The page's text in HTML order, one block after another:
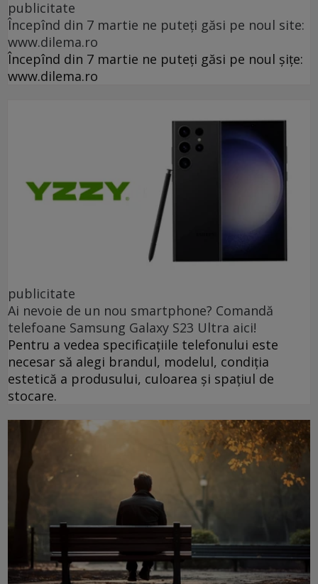
publicitate
Începînd din 7 martie ne puteți găsi pe noul site:
www.dilema.ro
Începînd din 7 martie ne puteți găsi pe noul șițe:
www.dilema.ro
publicitate
Ai nevoie de un nou smartphone? Comandă
telefoane Samsung Galaxy S23 Ultra aici!
Pentru a vedea specificațiile telefonului este
necesar să alegi brandul, modelul, condiția
estetică a produsului, culoarea și spațiul de
stocare.